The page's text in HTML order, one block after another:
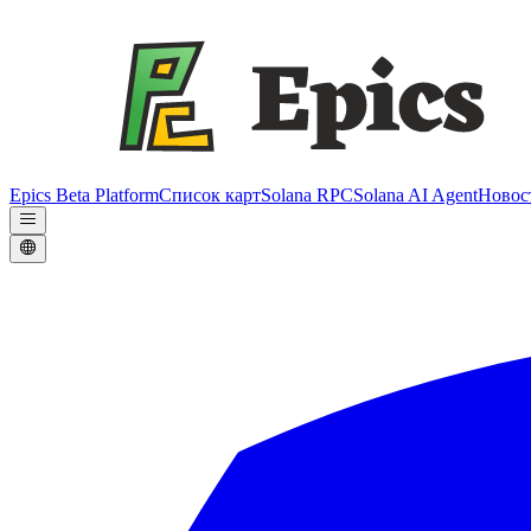
Epics Beta PlatformСписок картSolana RPCSolana AI Agent